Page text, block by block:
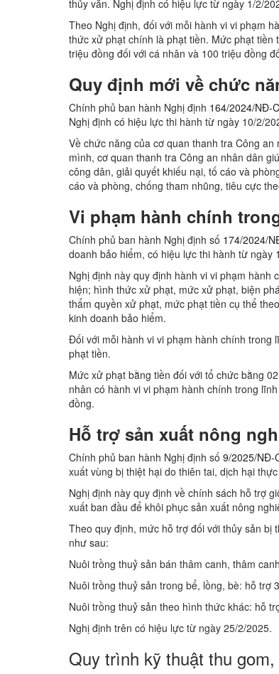
thủy văn. Nghị định có hiệu lực từ ngày 1/2/
Theo Nghị định, đối với mỗi hành vi vi phạm
thức xử phạt chính là phạt tiền. Mức phạt
triệu đồng đối với cá nhân và 100 triệu đồng
Quy định mới về chức
Chính phủ ban hành Nghị định 164/2024/NĐ-
Nghị định có hiệu lực thi hành từ ngày 10/2/
Về chức năng của cơ quan thanh tra Công
mình, cơ quan thanh tra Công an nhân dân
công dân, giải quyết khiếu nại, tố cáo và
cáo và phòng, chống tham nhũng, tiêu cực
Vi phạm hành chính
Chính phủ ban hành Nghị định số 174/2024/
doanh bảo hiểm, có hiệu lực thi hành từ ngày
Nghị định này quy định hành vi vi phạm
hiện; hình thức xử phạt, mức xử phạt, biện
thẩm quyền xử phạt, mức phạt tiền cụ thể
kinh doanh bảo hiểm.
Đối với mỗi hành vi vi phạm hành chính
phạt tiền.
Mức xử phạt bằng tiền đối với tổ chức bằng
nhân có hành vi vi phạm hành chính trong
đồng.
Hỗ trợ sản xuất nông
Chính phủ ban hành Nghị định số 9/2025/NĐ-
xuất vùng bị thiệt hại do thiên tai, dịch hại
Nghị định này quy định về chính sách hỗ trợ
xuất ban đầu để khôi phục sản xuất nông
Theo quy định, mức hỗ trợ đối với thủy sản
như sau:
Nuôi trồng thuỷ sản bán thâm canh, thâm
Nuôi trồng thuỷ sản trong bể, lồng, bè: hỗ trợ
Nuôi trồng thuỷ sản theo hình thức khác: hỗ
Nghị định trên có hiệu lực từ ngày 25/2/2025.
Quy trình kỹ thuật thu